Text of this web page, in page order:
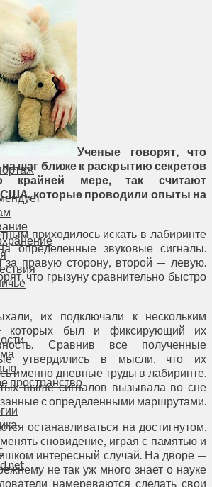
пространство
Ученые говорят, что
шаг ближе к раскрытию секретов
крайней мере, так считают
США, которые проводили опыты на
приходилось искать в лабиринте
определенные звуковые сигналы.
за правую сторону, второй — левую.
что грызуну сравнительно быстро
их подключали к нескольким
которых был и фиксирующий их
Сравнив все полученные
утвердились в мысли, что их
именно дневные труды в лабиринте.
выше сигналов вызывала во сне
с определенными маршрутами.
останавливаться на достигнутом,
сновидение, играя с памятью и
интересный случай. На дворе —
не так уж много знает о науке
намереваются сделать свои